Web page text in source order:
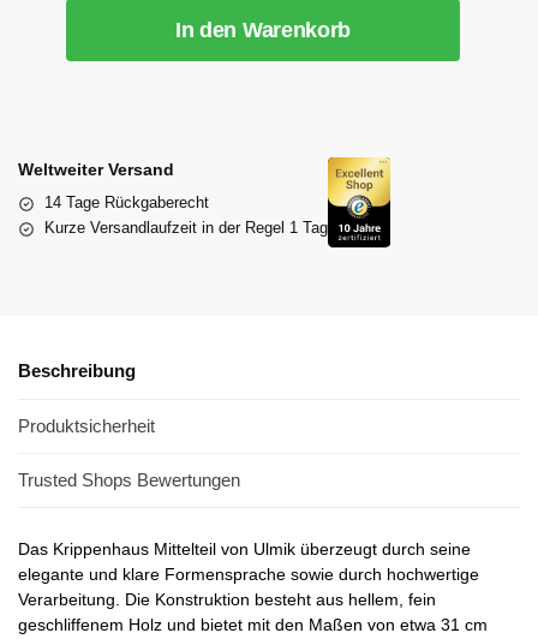
In den Warenkorb
Weltweiter Versand
14 Tage Rückgaberecht
Kurze Versandlaufzeit in der Regel 1 Tag
Beschreibung
Produktsicherheit
Trusted Shops Bewertungen
Das Krippenhaus Mittelteil von Ulmik überzeugt durch seine
elegante und klare Formensprache sowie durch hochwertige
Verarbeitung. Die Konstruktion besteht aus hellem, fein
geschliffenem Holz und bietet mit den Maßen von etwa 31 cm